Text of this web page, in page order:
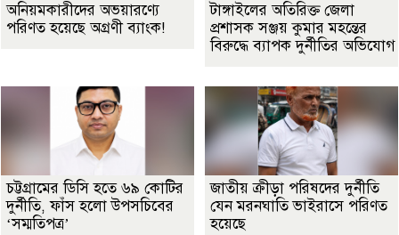
অনিয়মকারীদের অভয়ারণ্যে
পরিণত হয়েছে অগ্রণী ব্যাংক!
টাঙ্গাইলের অতিরিক্ত জেলা
প্রশাসক সঞ্জয় কুমার মহন্তের
বিরুদ্ধে ব্যাপক দুর্নীতির অভিযোগ
চট্টগ্রামের ডিসি হতে ৬৯ কোটির
দুর্নীতি, ফাঁস হলো উপসচিবের
‘সম্মতিপত্র’
জাতীয় ক্রীড়া পরিষদের দুর্নীতি
যেন মরনঘাতি ভাইরাসে পরিণত
হয়েছে